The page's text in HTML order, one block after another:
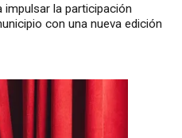
impulsar la participación
con una nueva edición